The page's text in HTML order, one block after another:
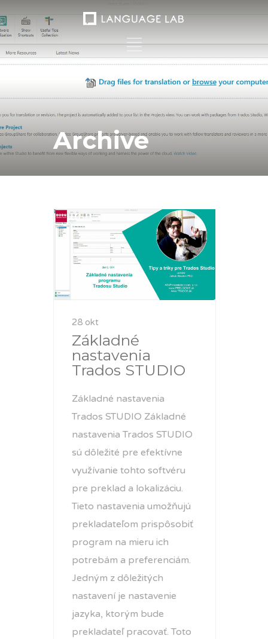
Archive
28 okt
Základné
nastavenia
Trados STUDIO
Základné nastavenia
Trados STUDIO Základné
nastavenia Trados STUDIO
sú dôležité pre efektívne
využívanie tohto softvéru
pre preklad a lokalizáciu.
Tieto nastavenia umožňujú
prekladateľom prispôsobiť
program na mieru ich
potrebám a preferenciám.
Jedným z dôležitých
nastavení je nastavenie
jazyka, ktorým bude
prekladateľ pracovať. Toto